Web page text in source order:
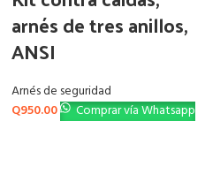
arnés de tres anillos,
ANSI
Arnés de seguridad
Q950.00 Comprar vía Whatsapp